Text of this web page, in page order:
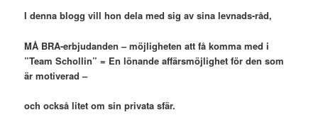
I denna blogg vill hon dela med sig av sina levnads-råd,
MÅ BRA-erbjudanden – möjligheten att få komma med i
”Team Schollin” = En lönande affärsmöjlighet för den som
är motiverad –
och också litet om sin privata sfär.